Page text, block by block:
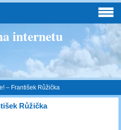
internetu
– František Růžička
Růžička